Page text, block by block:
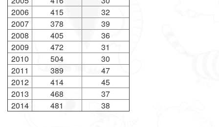
2006
415
32
2007
378
39
2008
405
36
2009
472
31
2010
504
30
2011
389
47
2012
414
45
2013
468
37
2014
481 38